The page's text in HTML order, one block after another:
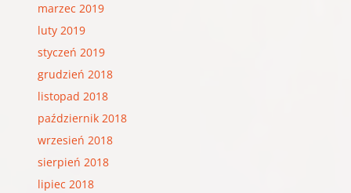
marzec 2019
luty 2019
styczeń 2019
grudzień 2018
listopad 2018
październik 2018
wrzesień 2018
sierpień 2018
lipiec 2018